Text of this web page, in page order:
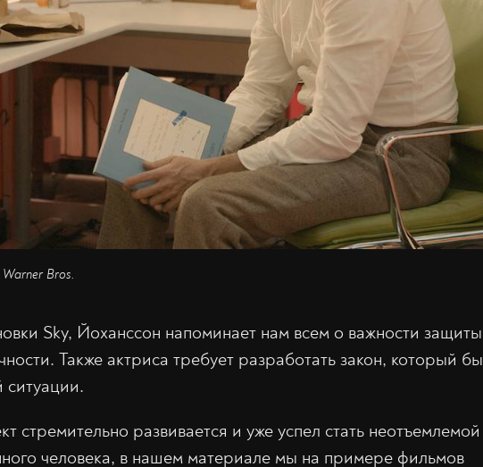
Bros.
Sky, Йоханссон напоминает нам всем о важности защиты
Также актриса требует разработать закон, который бы
стремительно развивается и уже успел стать неотъемлемой
человека, в нашем материале мы на примере фильмов